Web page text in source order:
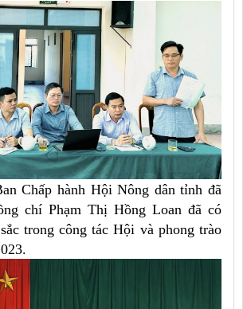
Chấp hành Hội Nông dân tỉnh đã
chí Phạm Thị Hồng Loan đã có
trong công tác Hội và phong trào